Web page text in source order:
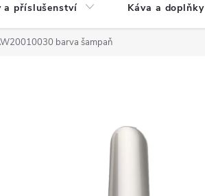
a příslušenství Káva a doplňky
barva šampaň